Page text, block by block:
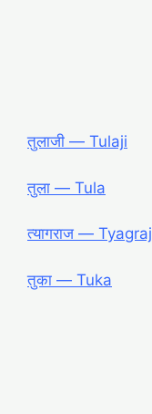
तुलाजी ― Tulaji
तुला ― Tula
त्यागराज ― Tyagraj
तुका ― Tuka